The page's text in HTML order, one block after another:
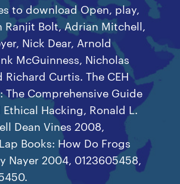
to download Open, play,
Ranjit Bolt, Adrian Mitchell,
Nick Dear, Arnold
McGuinness, Nicholas
Curtis. The CEH
The Comprehensive Guide
Hacking, Ronald L.
Dean Vines 2008,
Books: How Do Frogs
Nayer 2004, 0123605458,